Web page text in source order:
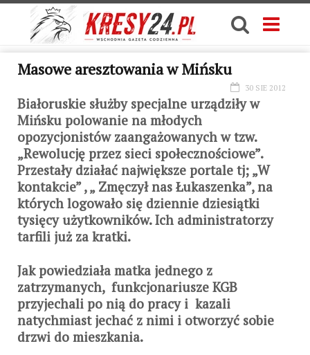
Masowe aresztowania w Mińsku
30 SIE 2012
Białoruskie służby specjalne urządziły w
Mińsku polowanie na młodych
opozycjonistów zaangażowanych w tzw.
„Rewolucję przez sieci społecznościowe”.
Przestały działać największe portale tj; „W
kontakcie” , „ Zmęczył nas Łukaszenka”, na
których logowało się dziennie dziesiątki
tysięcy użytkowników. Ich administratorzy
tarfili już za kratki.
Jak powiedziała matka jednego z
zatrzymanych, funkcjonariusze KGB
przyjechali po nią do pracy i kazali
natychmiast jechać z nimi i otworzyć sobie
drzwi do mieszkania.